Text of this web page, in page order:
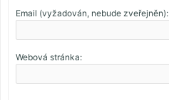
Email (vyžadován, nebude zveřejněn):
Webová stránka: